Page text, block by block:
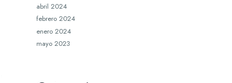
abril 2024
febrero 2024
enero 2024
mayo 2023